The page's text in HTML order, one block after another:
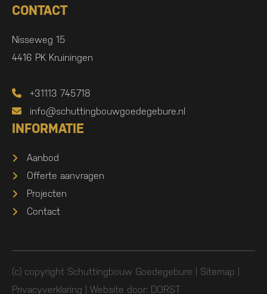
CONTACT
Nisseweg 15
4416 PK Kruiningen
+31113 745718
info@schuttingbouwgoedegebure.nl
INFORMATIE
Aanbod
Offerte aanvragen
Projecten
Contact
(c) copyright Schuttingbouw Goedegebure | Sitemap
Privacyverklaring | Website door: DORST